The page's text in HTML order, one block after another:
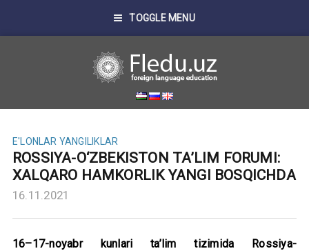
TOGGLE MENU
E'LONLAR YANGILIKLAR
ROSSIYA-O‘ZBEKISTON TA’LIM FORUMI:
XALQARO HAMKORLIK YANGI BOSQICHDA
16.11.2021
16–17-noyabr kunlari ta’lim tizimida Rossiya-